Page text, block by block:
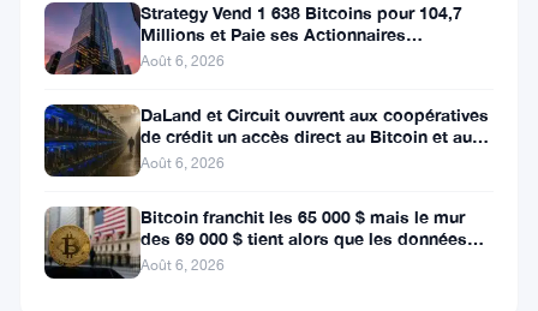
imprévisible.
Litecoin
(LTC)
Bitcoin
BTC)
ont
Strategy Vend 1 638 Bitcoins pour 104,7
Millions et Paie ses Actionnaires
Privilégiés
Août 6, 2026
DaLand et Circuit ouvrent aux coopératives
de crédit un accès direct au Bitcoin et aux
actifs numériques
Août 6, 2026
Bitcoin franchit les 65 000 $ mais le mur
des 69 000 $ tient alors que les données
sur l’emploi se profilent
Août 6, 2026